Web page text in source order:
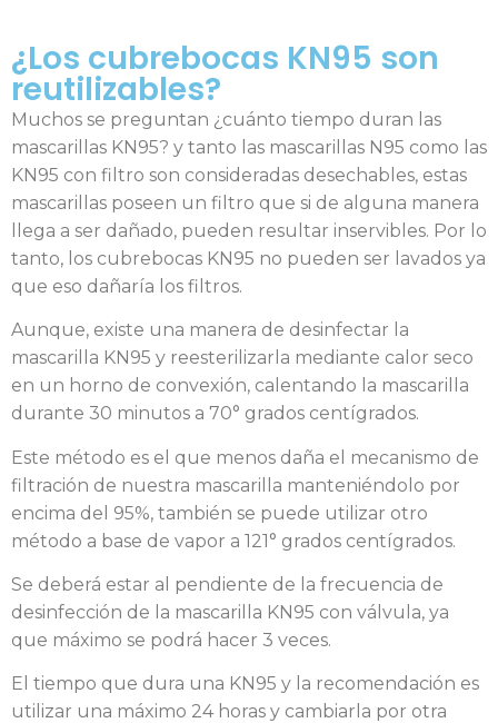
¿Los cubrebocas KN95 son
reutilizables?
Muchos se preguntan ¿cuánto tiempo duran las
mascarillas KN95? y tanto las mascarillas N95 como las
KN95 con filtro son consideradas desechables, estas
mascarillas poseen un filtro que si de alguna manera
llega a ser dañado, pueden resultar inservibles. Por lo
tanto, los cubrebocas KN95 no pueden ser lavados ya
que eso dañaría los filtros.
Aunque, existe una manera de desinfectar la
mascarilla KN95 y reesterilizarla mediante calor seco
en un horno de convexión, calentando la mascarilla
durante 30 minutos a 70° grados centígrados.
Este método es el que menos daña el mecanismo de
filtración de nuestra mascarilla manteniéndolo por
encima del 95%, también se puede utilizar otro
método a base de vapor a 121° grados centígrados.
Se deberá estar al pendiente de la frecuencia de
desinfección de la mascarilla KN95 con válvula, ya
que máximo se podrá hacer 3 veces.
El tiempo que dura una KN95 y la recomendación es
utilizar una máximo 24 horas y cambiarla por otra